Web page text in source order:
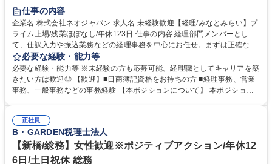
未経験者歓迎
完全週休2日制
交通費支給 駅近5分以内 土日祝休み
服装自由
寮・社宅あり
仕事の内容
企業名 株式会社ネオジャパン 求人名 未経験歓迎【経理/みなとみらい】プ
ライム上場/残業ほぼなし/年休123日 仕事の内容 経理部門メンバーとし
て、仕訳入力や振込業務などの経理事務を中心にお任せ。まずは正確な入
力・確認業務からスタートし、既存メンバーと一緒に業務を進めながら段
階的に経理知識を身につけていただきます。 【具体的には】 ■社内稟議に
基づく仕訳入力 ■月末の振込業務 ■明細作成 ■伝票処理、記帳業務 ■既存
メンバーの業務サポート 【将来的には】 ■月次決算補助 ■四半期・年次決
想定です。 募集職種 未経験歓迎【経理/みなとみらい】プライム上場/残業
ほぼなし/年休123日
必要な経験・能力等
必要な経験・能力等 ※未経験の方も応募可能。経理職としてキャリアを築
きたい方は歓迎◎ 【歓迎】■日商簿記資格をお持ちの方 ■経理事務、営業
事務、一般事務などの事務経験 【本ポジションについて】 本ポジション
当し、3～5年をかけて月次決算・四半期決算・開示資料作成補助などへス
テップアップできます。また、残業は通常月ほぼなく、決算月でも10時間
未満のため、無理なく経理として専門性を身につけられる環境です。 学
歴・資格 学歴：大学院 大学 高専 短大 専修学校 高校 語学力： 資格：日商
正社員
B・GARDEN税理士法人
【新橋/総務】女性歓迎※ポジティブアクション/年休12
6日/土日祝休 総務